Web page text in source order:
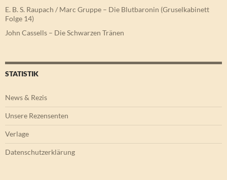
E. B. S. Raupach / Marc Gruppe – Die Blutbaronin (Gruselkabinett
Folge 14)
John Cassells – Die Schwarzen Tränen
STATISTIK
News & Rezis
Unsere Rezensenten
Verlage
Datenschutzerklärung